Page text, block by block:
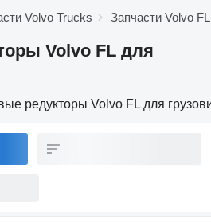
Volvo Trucks Запчасти Volvo FL
Volvo FL для
редукторы Volvo FL для